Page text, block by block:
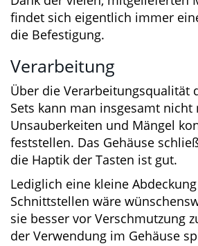
natürlich aber auch für
Sportarten und Outdoor-
Insbesondere beim Wassersport
komplett wasserdichte Gehäuse
Grundvoraussetzung für den
Auch ein Einsatz beim
Snowboard etc.) ist dadurch
Problem
Sie begleitet dich über Wellen,
und hält deine Abenteuer für
Dank der vielen, mitgelieferten
findet sich eigentlich immer
für die Befestigung.